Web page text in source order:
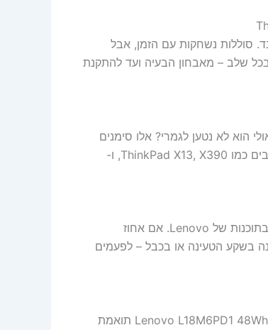
סוללות נשחקות עם הזמן, אבל
שלב – מאבחון הבעיה ועד להתקנת
לא נטען לגמרי? אלו סימנים
נפוצים לסוללה שחוקה. סוללת Lenovo L18M6PD1 48Wh מיועדת למחשבים כמו ThinkPad X13, X390, ו-
ראשית, בדקו את בריאות הסוללה באמצעות כלים מובנים ב-Windows או בתוכנות של Lenovo. אם אחוז
אינה בשקע הטעינה או בכבל – לפעמים
לפני הקנייה, חשוב לוודא שהסוללה מתאימה לדגם הספציפי שלכם. סוללת Lenovo L18M6PD1 48Wh תואמת